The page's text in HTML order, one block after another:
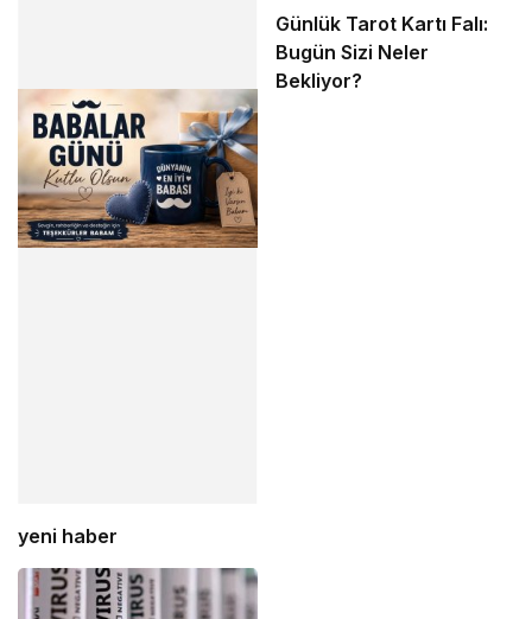
yeni haber
Günlük Tarot Kartı Falı:
Bugün Sizi Neler
Bekliyor?